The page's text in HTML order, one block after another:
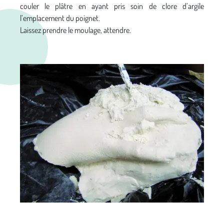
couler le plâtre en ayant pris soin de clore d’argile
l’emplacement du poignet.
Laissez prendre le moulage, attendre.